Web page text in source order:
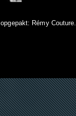
Rémy Couture.